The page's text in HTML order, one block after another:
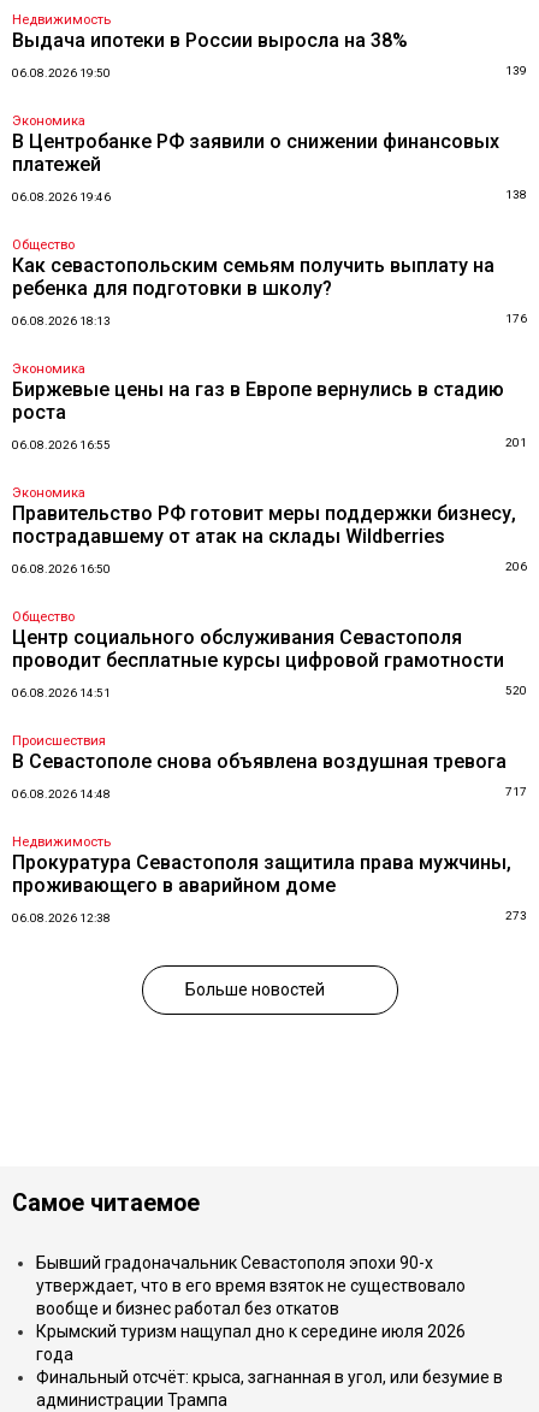
Недвижимость
Выдача ипотеки в России выросла на 38%
06.08.2026 19:50 139
Экономика
В Центробанке РФ заявили о снижении финансовых
платежей
06.08.2026 19:46 138
Общество
Как севастопольским семьям получить выплату на
ребенка для подготовки в школу?
06.08.2026 18:13 176
Экономика
Биржевые цены на газ в Европе вернулись в стадию
роста
06.08.2026 16:55 201
Экономика
Правительство РФ готовит меры поддержки бизнесу,
пострадавшему от атак на склады Wildberries
06.08.2026 16:50 206
Общество
Центр социального обслуживания Севастополя
проводит бесплатные курсы цифровой грамотности
06.08.2026 14:51 520
Происшествия
В Севастополе снова объявлена воздушная тревога
06.08.2026 14:48 717
Недвижимость
Прокуратура Севастополя защитила права мужчины,
проживающего в аварийном доме
06.08.2026 12:38 273
Больше новостей
Самое читаемое
Бывший градоначальник Севастополя эпохи 90-х
утверждает, что в его время взяток не существовало
вообще и бизнес работал без откатов
Крымский туризм нащупал дно к середине июля 2026
года
Финальный отсчёт: крыса, загнанная в угол, или безумие в
администрации Трампа